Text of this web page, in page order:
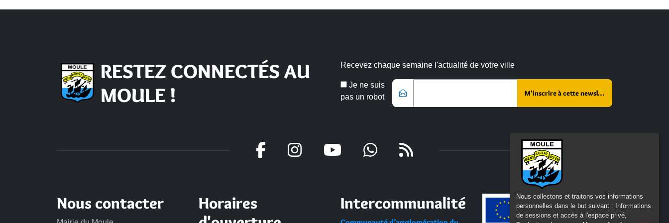
Nous collectons et traitons vos informations
personnelles dans le but suivant :
Informations
de sessions et accès à l'espace privé,
RESTEZ CONNECTÉS AU
MOULE !
Recevez chaque semaine l'actualité de votre ville
Je ne suis
pas un robot
Email
Nous contacter
Horaires
Intercommunalité